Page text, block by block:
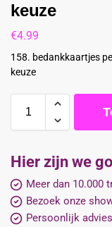
keuze
€4.99
158. bedankkaartjes
keuze
Hier zijn we
Meer dan 10.000
Bezoek onze
Persoonlijk